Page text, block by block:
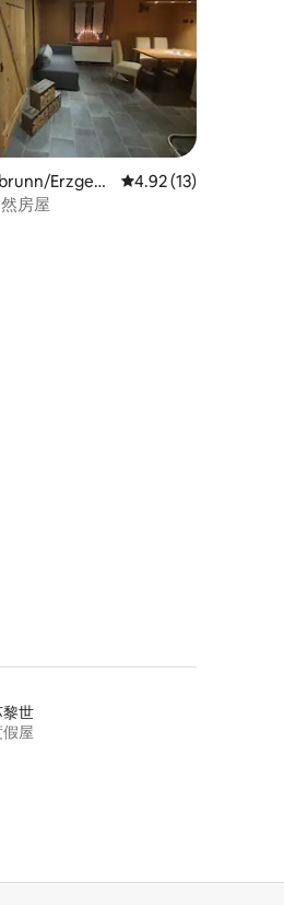
，共 5 条评价
Erzgebi
平均评分 4.92 分（满
4.92 (13)
房屋
黎世
假屋